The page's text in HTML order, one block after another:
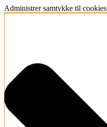
Administrer samtykke til cookies